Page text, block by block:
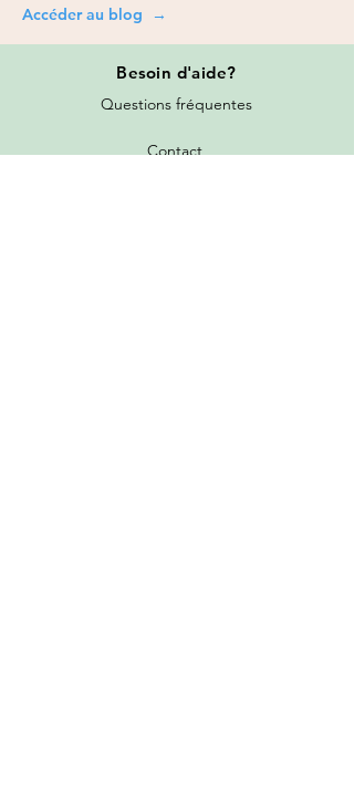
Accéder au blog →
Besoin d'aide?
Questions fréquentes
Contact